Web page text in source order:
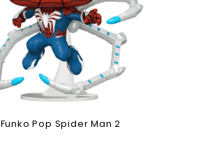
Funko Pop Spider Man 2